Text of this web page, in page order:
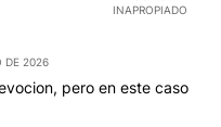
INAPROPIADO
DE 2026
pero en este caso